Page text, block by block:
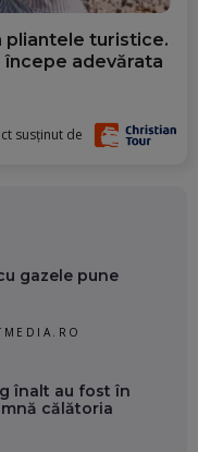
pliantele turistice.
adevărata
susținut de
gazele pune
înalt au fost în
călătoria